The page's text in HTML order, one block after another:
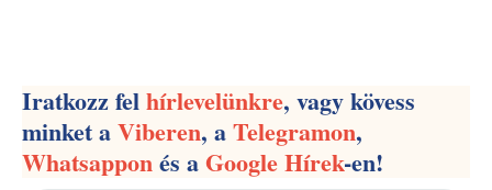
Iratkozz felhírlevelünkre, vagy kövess
minket aViberen, aTelegramon,
Whatsapponés aGoogle Hírek-en!